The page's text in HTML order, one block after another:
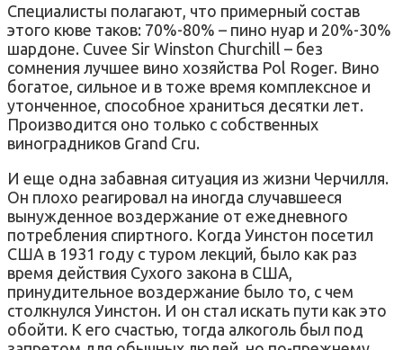
Специалисты полагают, что примерный состав
этого кюве таков: 70%-80% – пино нуар и 20%-30%
шардоне. Cuvee Sir Winston Churchill – без
сомнения лучшее вино хозяйства Pol Roger. Вино
богатое, сильное и в тоже время комплексное и
утонченное, способное храниться десятки лет.
Производится оно только с собственных
виноградников Grand Cru.
И еще одна забавная ситуация из жизни Черчилля.
Он плохо реагировал на иногда случавшееся
вынужденное воздержание от ежедневного
потребления спиртного. Когда Уинстон посетил
США в 1931 году с туром лекций, было как раз
время действия Сухого закона в США,
принудительное воздержание было то, с чем
столкнулся Уинстон. И он стал искать пути как это
обойти. К его счастью, тогда алкоголь был под